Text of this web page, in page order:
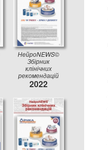
НейроNEWS©
Збірник
клінічних
рекомендацій
2022